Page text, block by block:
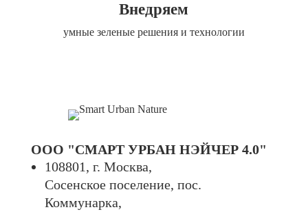
Внедряем
умные зеленые решения и технологии
ООО "СМАРТ УРБАН НЭЙЧЕР 4.0"
108801, г. Москва,
Сосенское поселение, пос.
Коммунарка,